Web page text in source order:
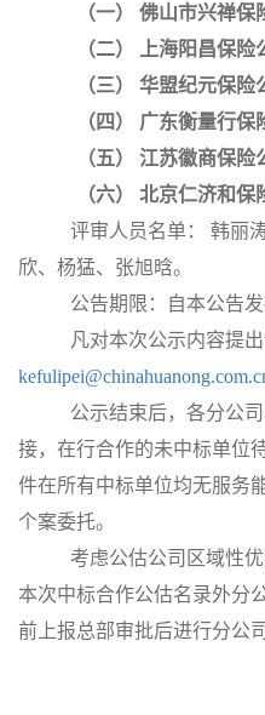
（一） 佛山市兴禅保
（二）
上海阳昌保险
（三） 华盟纪元保险
（四） 广东衡量行保
（五） 江苏徽商保险
（六） 北京仁济和保
评审人员名单： 韩丽
欣、杨猛、张旭晗。
公告期限：自本公告
凡对本次公示内容提出
公示结束后，各分公
接，在行合作的未中标单位
件在所有中标单位均无服务
个案委托。
考虑公估公司区域性
本次中标合作公估名录外分
前上报总部审批后进行分公